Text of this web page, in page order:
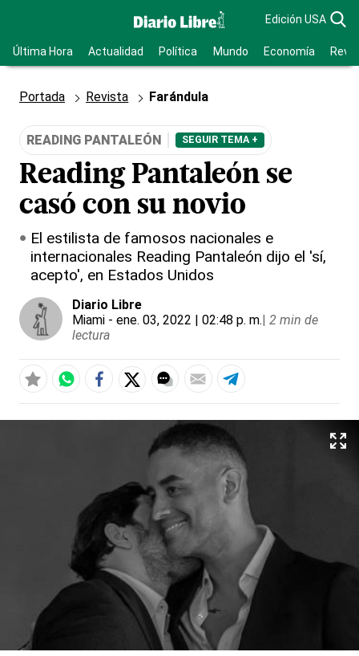
Edición USA
Última Hora Actualidad Política Mundo Economía
Portada Revista Farándula
READING PANTALEÓN SEGUIR TEMA +
Reading Pantaleón se
casó con su novio
El estilista de famosos nacionales e
internacionales Reading Pantaleón dijo el 'sí,
acepto', en Estados Unidos
Diario Libre
Miami - ene. 03, 2022 | 02:48 p. m.| 2 min de
lectura